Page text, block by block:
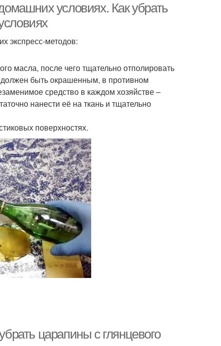
условиях. Как убрать
экспресс-методов:
масла, после чего тщательно отполировать
быть окрашенным, в противном
средство в каждом хозяйстве –
нанести её на ткань и тщательно
поверхностях.
царапины с глянцевого